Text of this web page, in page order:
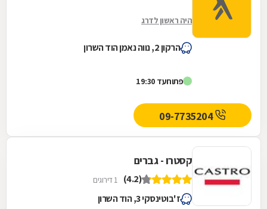
היה ראשון לדרג
הרקון 2, נווה נאמן הוד השרון
פתוחעד 19:30
09-7735204
קסטרו - גברים
(4.2) 1 דירוגים
ז'בוטינסקי 3, הוד השרון